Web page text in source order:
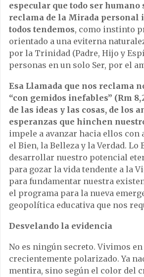
especular que todo ser
reclama de la Mirada personal
todos tendemos, como instinto
orientado a una eviterna
por la Trinidad (Padre, Hijo y
personas en un solo Ser, por el
Esa Llamada que nos reclama
“con gemidos inefables” (Rm
de las ideas y las cosas, de los
esperanzas que hinchen
impele a avanzar hacia ellos con
el Bien, la Belleza y la Verdad. Lo
desarrollar nuestro potencial
para gozar la vida tendente a la
para fundamentar nuestra
el programa para la nueva
geopolítica educativa que nos
Desvelando la evidencia
No es ningún secreto. Vivimos
crecientemente polarizado. Ya
mentira, sino según el color del